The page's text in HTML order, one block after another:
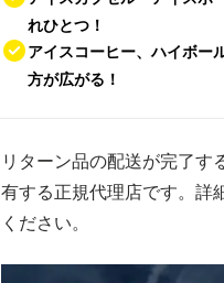
れひとつ！
アイスコーヒー、ハイボー
方が広がる！
リターン品の配送が完了す
有する正規代理店です。詳
ください。